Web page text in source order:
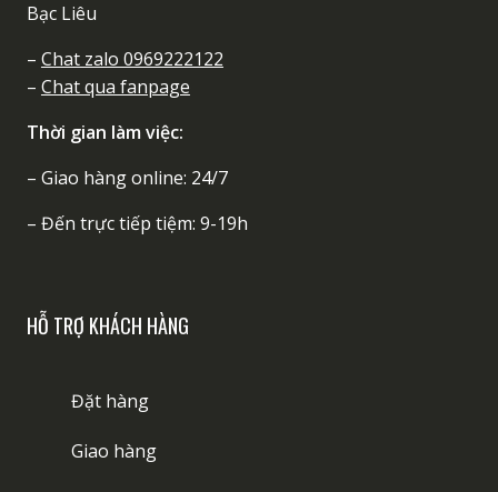
Bạc Liêu
– Chat zalo 0969222122
– Chat qua fanpage
Thời gian làm việc:
– Giao hàng online: 24/7
– Đến trực tiếp tiệm: 9-19h
HỖ TRỢ KHÁCH HÀNG
Đặt hàng
Giao hàng